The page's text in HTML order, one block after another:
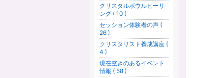
クリスタルボウルヒーリ
ング ( 10 )
セッション体験者の声 (
26 )
クリスタリスト養成講座 (
4 )
現在空きのあるイベント
情報 ( 58 )